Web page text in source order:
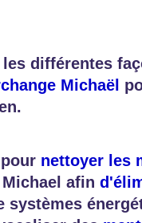
différentes
Michaël
nettoyer les
afin
systèmes